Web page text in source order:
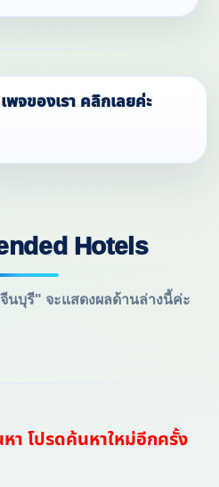
จของเรา คลิกเลยค่ะ
Hotels
นบุรี" จะแสดงผลด้านล่างนี้ค่ะ
โปรดค้นหาใหม่อีกครั้ง